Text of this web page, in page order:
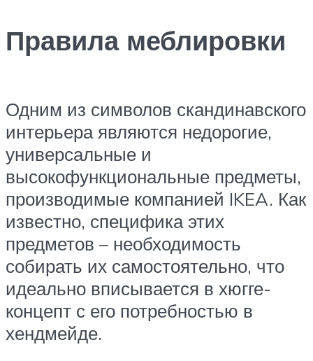
Правила меблировки
Одним из символов скандинавского
интерьера являются недорогие,
универсальные и
высокофункциональные предметы,
производимые компанией IKEA. Как
известно, специфика этих
предметов – необходимость
собирать их самостоятельно, что
идеально вписывается в хюгге-
концепт с его потребностью в
хендмейде.